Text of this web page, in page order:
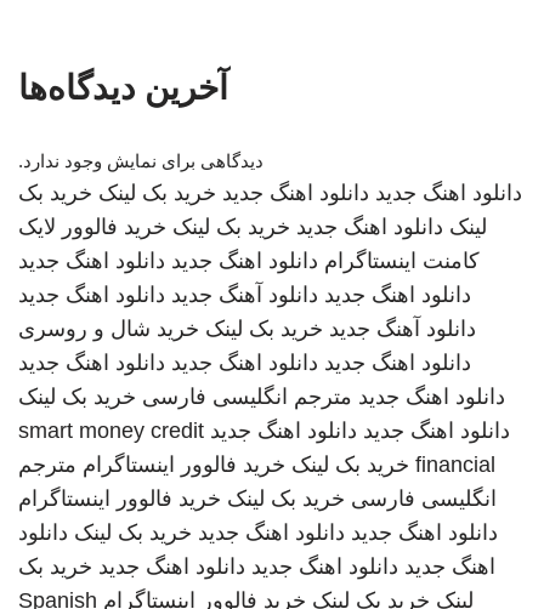
آخرین دیدگاه‌ها
دیدگاهی برای نمایش وجود ندارد.
دانلود اهنگ جدید دانلود اهنگ جدید خرید بک لینک خرید بک
لینک دانلود اهنگ جدید خرید بک لینک خرید فالوور لایک
کامنت اینستاگرام دانلود اهنگ جدید دانلود اهنگ جدید
دانلود اهنگ جدید دانلود آهنگ جدید دانلود اهنگ جدید
دانلود آهنگ جدید خرید بک لینک خرید شال و روسری
دانلود اهنگ جدید دانلود اهنگ جدید دانلود اهنگ جدید
دانلود اهنگ جدید مترجم انگلیسی فارسی خرید بک لینک
دانلود اهنگ جدید دانلود اهنگ جدید smart money credit
financial خرید بک لینک خرید فالوور اینستاگرام مترجم
انگلیسی فارسی خرید بک لینک خرید فالوور اینستاگرام
دانلود اهنگ جدید دانلود اهنگ جدید خرید بک لینک دانلود
اهنگ جدید دانلود اهنگ جدید دانلود اهنگ جدید خرید بک
لینک خرید بک لینک خرید فالوور اینستاگرام Spanish